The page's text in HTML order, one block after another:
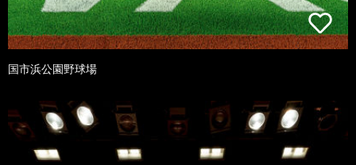
国市浜公園野球場